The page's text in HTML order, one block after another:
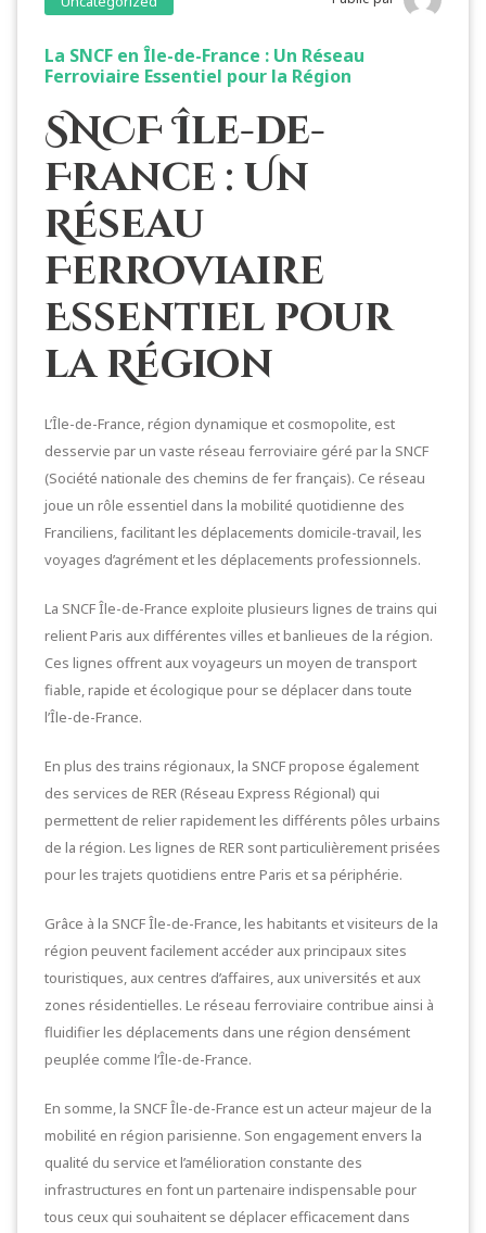
La SNCF en Île-de-France : Un Réseau
Ferroviaire Essentiel pour la Région
SNCF Île-de-
France : Un
Réseau
Ferroviaire
Essentiel pour
la Région
L’Île-de-France, région dynamique et cosmopolite, est
desservie par un vaste réseau ferroviaire géré par la SNCF
(Société nationale des chemins de fer français). Ce réseau
joue un rôle essentiel dans la mobilité quotidienne des
Franciliens, facilitant les déplacements domicile-travail, les
voyages d’agrément et les déplacements professionnels.
La SNCF Île-de-France exploite plusieurs lignes de trains qui
relient Paris aux différentes villes et banlieues de la région.
Ces lignes offrent aux voyageurs un moyen de transport
fiable, rapide et écologique pour se déplacer dans toute
l’Île-de-France.
En plus des trains régionaux, la SNCF propose également
des services de RER (Réseau Express Régional) qui
permettent de relier rapidement les différents pôles urbains
de la région. Les lignes de RER sont particulièrement prisées
pour les trajets quotidiens entre Paris et sa périphérie.
Grâce à la SNCF Île-de-France, les habitants et visiteurs de la
région peuvent facilement accéder aux principaux sites
touristiques, aux centres d’affaires, aux universités et aux
zones résidentielles. Le réseau ferroviaire contribue ainsi à
fluidifier les déplacements dans une région densément
peuplée comme l’Île-de-France.
En somme, la SNCF Île-de-France est un acteur majeur de la
mobilité en région parisienne. Son engagement envers la
qualité du service et l’amélioration constante des
infrastructures en font un partenaire indispensable pour
tous ceux qui souhaitent se déplacer efficacement dans